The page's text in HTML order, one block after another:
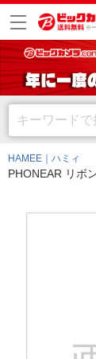
HAMEE｜ハミィ
PHONEAR リボ